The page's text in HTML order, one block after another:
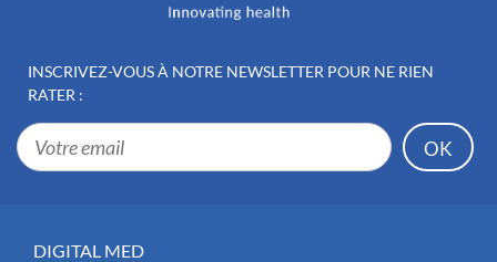
INSCRIVEZ-VOUS À NOTRE NEWSLETTER POUR NE RIEN
RATER :
DIGITAL MED